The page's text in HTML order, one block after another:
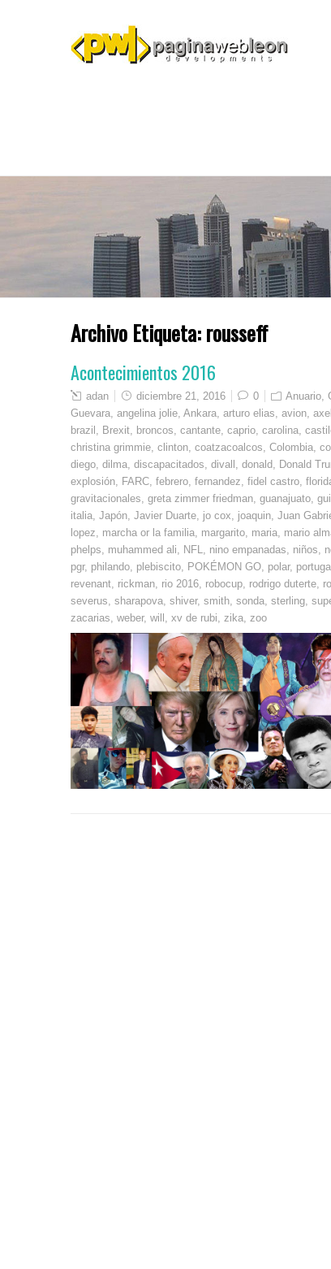
Archivo Etiqueta:rousseff
Acontecimientos 2016
adan diciembre 21, 2016 0 Anuario,
Guevara, angelina jolie, Ankara, arturo elias, avion,
brazil , Brexit, broncos, cantante, caprio, carolina,
christina grimmie, clinton, coatzacoalcos, Colombia,
diego, dilma, discapacitados, divall , donald, Donald
explosión, FARC, febrero, fernandez, fidel castro,
gravitacionales, greta zimmer friedman, guanajuato,
italia, Japón, Javier Duarte, jo cox, joaquin, Juan
lopez, marcha or la familia, margarito, maria, mario
phelps, muhammed ali, NFL, nino empanadas, niños,
pgr, philando, plebiscito, POKÉMON GO, polar, portugal
revenant, rickman, rio 2016, robocup, rodrigo duterte,
severus, sharapova, shiver, smith, sonda, sterling,
zacarias, weber, will , xv de rubi, zika, zoo